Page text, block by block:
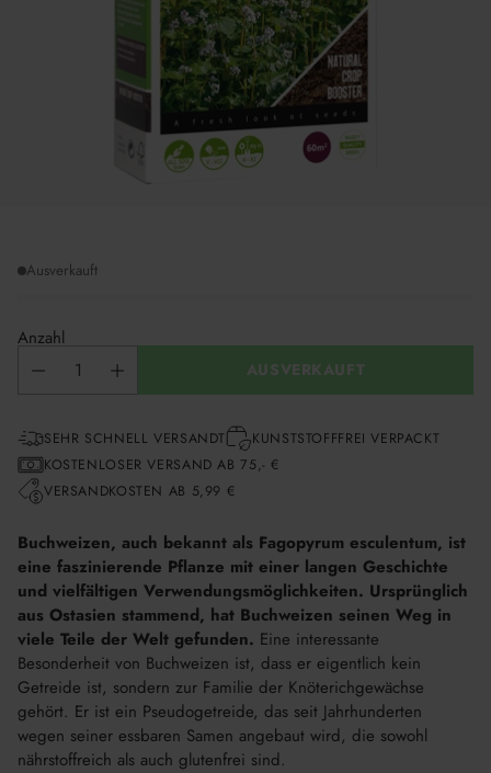
Ausverkauft
Anzahl
AUSVERKAUFT
SEHR SCHNELL VERSANDT
KUNSTSTOFFFREI VERPACKT
KOSTENLOSER VERSAND AB 75,- €
VERSANDKOSTEN AB 5,99 €
Buchweizen, auch bekannt als Fagopyrum esculentum, ist
eine faszinierende Pflanze mit einer langen Geschichte
und vielfältigen Verwendungsmöglichkeiten. Ursprünglich
aus Ostasien stammend, hat Buchweizen seinen Weg in
viele Teile der Welt gefunden. Eine interessante
Besonderheit von Buchweizen ist, dass er eigentlich kein
Getreide ist, sondern zur Familie der Knöterichgewächse
gehört. Er ist ein Pseudogetreide, das seit Jahrhunderten
wegen seiner essbaren Samen angebaut wird, die sowohl
nährstoffreich als auch glutenfrei sind.